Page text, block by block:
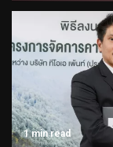
1 min read